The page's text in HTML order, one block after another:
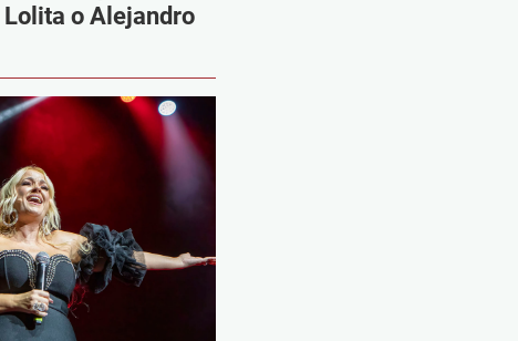
o Alejandro